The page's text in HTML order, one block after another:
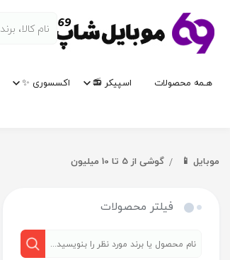
هـمه محصولات اسپیکر 📻 اکسسوری ✨
موبایل 📱 گوشی از 5 تا 10 میلیون
فیلتر محصولات